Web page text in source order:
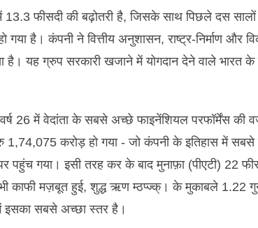
13.3फीसदी की बढ़ोतरी है,जिसके साथ पिछले दस सालों
गया है। कंपनी ने वित्तीय अनुशासन,राष्ट्र-निर्माण और
है। यह ग्रुप सरकारी खजाने में योगदान देने वाले भारत के
वर्ष 26में वेदांता के सबसे अच्छे फाइनेंशियल परफॉर्मेंस की
1,74,075करोड़ हो गया-जो कंपनी के इतिहास में सबसे
पहुंच गया। इसी तरह कर के बाद मुनाफ़ा(पीएटी) 22
काफी मज़बूत हुई,शुद्ध ऋण म्ठप्ज्क्। के मुकाबले 1.22
इसका सबसे अच्छा स्तर है।